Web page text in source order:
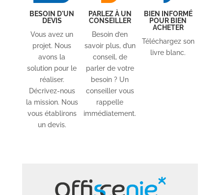
BESOIN D'UN
DEVIS
Vous avez un
projet. Nous
avons la
solution pour le
réaliser.
Décrivez-nous
la mission. Nous
vous établirons
un devis.
PARLEZ À UN
CONSEILLER
Besoin d’en
savoir plus, d’un
conseil, de
parler de votre
besoin ? Un
conseiller vous
rappelle
immédiatement.
BIEN INFORMÉ
POUR BIEN
ACHETER
Téléchargez son
livre blanc.